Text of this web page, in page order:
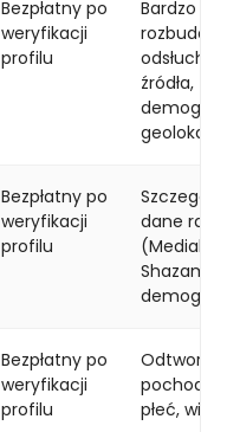
Bezpłatny po
weryfikacji
profilu
Bardzo
źródła,
Bezpłatny po
weryfikacji
profilu
dane
Shazam,
Bezpłatny po
weryfikacji
profilu
płeć,